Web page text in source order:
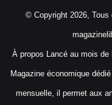
© Copyright 2026,
À propos Lancé au mois
Magazine économique
mensuelle, il permet aux